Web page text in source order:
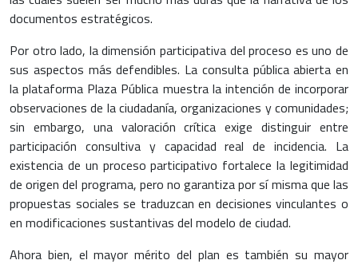
documentos estratégicos.
Por otro lado, la dimensión participativa del proceso es uno de
sus aspectos más defendibles. La consulta pública abierta en
la plataforma Plaza Pública muestra la intención de incorporar
observaciones de la ciudadanía, organizaciones y comunidades;
sin embargo, una valoración crítica exige distinguir entre
participación consultiva y capacidad real de incidencia. La
existencia de un proceso participativo fortalece la legitimidad
de origen del programa, pero no garantiza por sí misma que las
propuestas sociales se traduzcan en decisiones vinculantes o
en modificaciones sustantivas del modelo de ciudad.
Ahora bien, el mayor mérito del plan es también su mayor